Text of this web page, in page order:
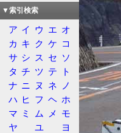
▼索引検索
ア イ ウ エ オ
カ キ ク ケ コ
サ シ ス セ ソ
タ チ ツ テ
ト
ナ ニ ヌ ネ
ノ
ハ ヒ フ ヘ ホ
マ ミ ム メ
モ
ヤ
ユ
ヨ